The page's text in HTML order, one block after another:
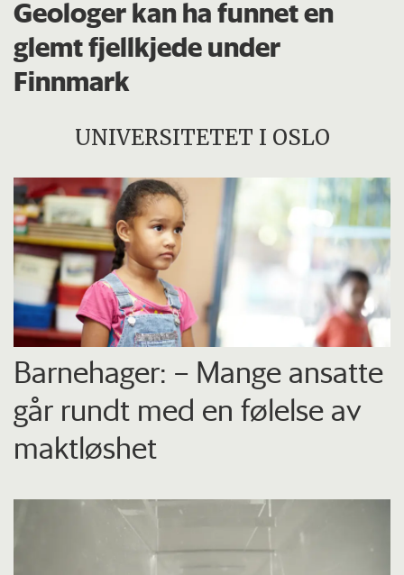
Geologer kan ha funnet en
glemt fjellkjede under
Finnmark
UNIVERSITETET I OSLO
Barnehager: – Mange ansatte
går rundt med en følelse av
maktløshet